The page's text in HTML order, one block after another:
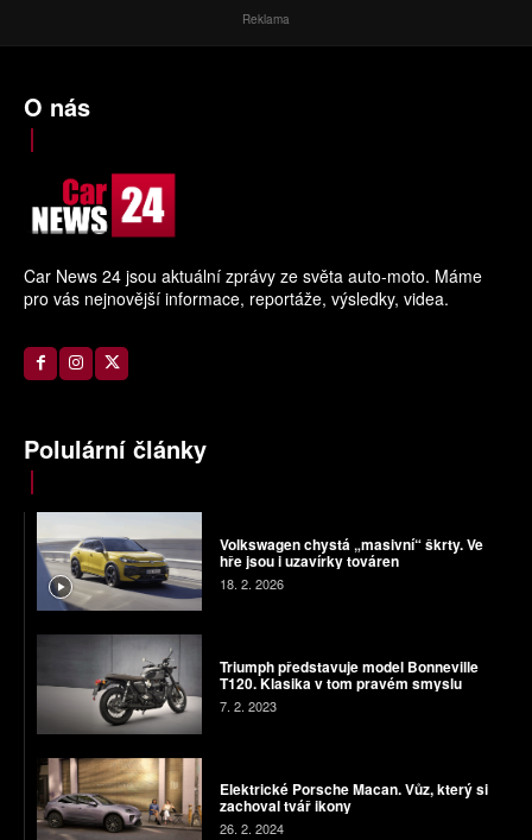
Reklama
O nás
Car News 24 jsou aktuální zprávy ze světa auto-moto. Máme
pro vás nejnovější informace, reportáže, výsledky, videa.
Polulární články
Volkswagen chystá „masivní“ škrty. Ve
hře jsou i uzavírky továren
18. 2. 2026
Triumph představuje model Bonneville
T120. Klasika v tom pravém smyslu
7. 2. 2023
Elektrické Porsche Macan. Vůz, který si
zachoval tvář ikony
26. 2. 2024